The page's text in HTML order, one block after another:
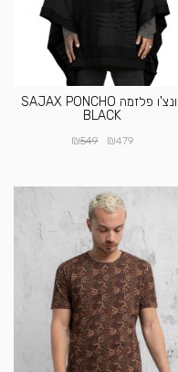
פונצ'ו פלזמה SAJAX PONCHO
BLACK
₪479
₪549